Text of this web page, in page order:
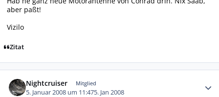
aber paßt!
Vizilo
Zitat
Nightcruiser Mitglied
5. Januar 2008 um 11:475. Jan 2008